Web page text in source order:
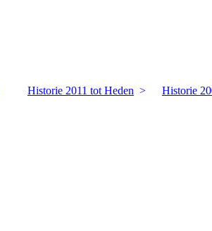
Historie 2011 tot Heden Historie